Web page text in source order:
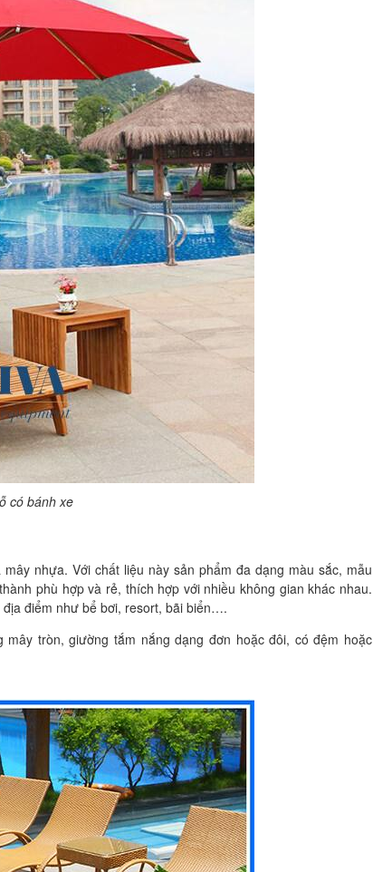
có bánh xe
nhựa. Với chất liệu này sản phẩm đa dạng màu sắc, mẫu
phù hợp và rẻ, thích hợp với nhiều không gian khác nhau.
điểm như bể bơi, resort, bãi biển….
tròn, giường tắm nắng dạng đơn hoặc đôi, có đệm hoặc